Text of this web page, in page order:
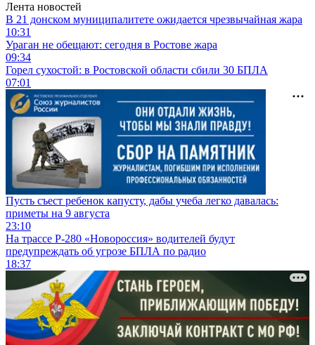
Лента новостей
В 21 донском муниципалитете ожидается чрезвычайная жара
10:31
Ураган не обещают: сегодня в Ростове жара
09:34
Горел сухостой: в Ростовской области сбили 30 БПЛА
07:01
Пусть съест ребенок капусту, дабы учеба легко давалась:
приметы на 9 августа
23:10
На трассе Р-280 «Новороссия» водителей будут
предупреждать об угрозе БПЛА по радио
18:37